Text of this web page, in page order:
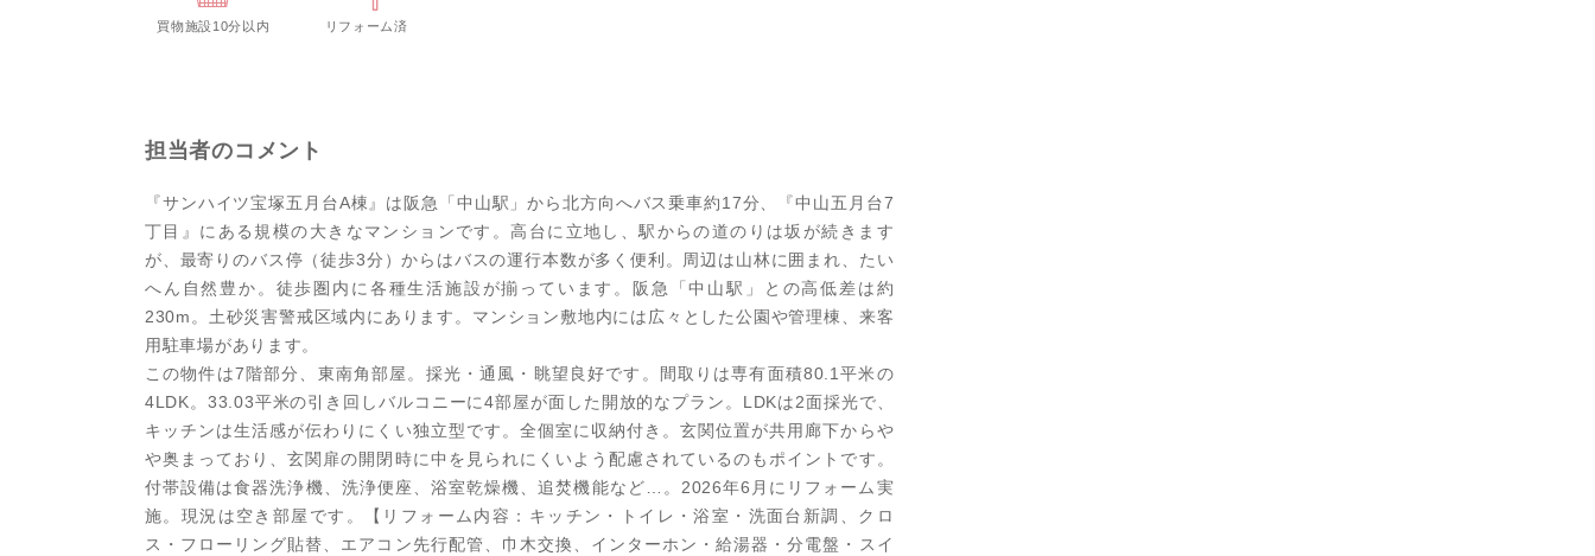
買物施設10分以内 リフォーム済
担当者のコメント
『サンハイツ宝塚五月台A棟』は阪急「中山駅」から北方向へバス乗車約17分、『中山五月台7
丁目』にある規模の大きなマンションです。高台に立地し、駅からの道のりは坂が続きます
が、最寄りのバス停（徒歩3分）からはバスの運行本数が多く便利。周辺は山林に囲まれ、たい
へん自然豊か。徒歩圏内に各種生活施設が揃っています。阪急「中山駅」との高低差は約
230m。土砂災害警戒区域内にあります。マンション敷地内には広々とした公園や管理棟、来客
用駐車場があります。
この物件は7階部分、東南角部屋。採光・通風・眺望良好です。間取りは専有面積80.1平米の
4LDK。33.03平米の引き回しバルコニーに4部屋が面した開放的なプラン。LDKは2面採光で、
キッチンは生活感が伝わりにくい独立型です。全個室に収納付き。玄関位置が共用廊下からや
や奥まっており、玄関扉の開閉時に中を見られにくいよう配慮されているのもポイントです。
付帯設備は食器洗浄機、洗浄便座、浴室乾燥機、追焚機能など…。2026年6月にリフォーム実
施。現況は空き部屋です。【リフォーム内容：キッチン・トイレ・浴室・洗面台新調、クロ
ス・フローリング貼替、エアコン先行配管、巾木交換、インターホン・給湯器・分電盤・スイ